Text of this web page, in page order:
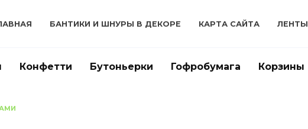
БАНТИКИ И ШНУРЫ В ДЕКОРЕ КАРТА САЙТА ЛЕНТЫ
Конфетти Бутоньерки Гофробумага Корзины